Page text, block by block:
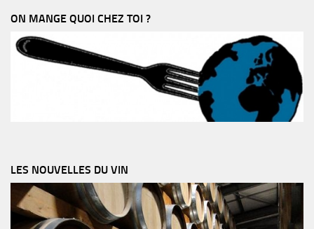
ON MANGE QUOI CHEZ TOI ?
LES NOUVELLES DU VIN